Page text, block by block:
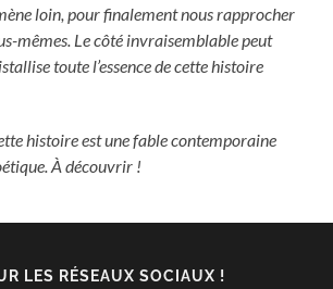
loin, pour finalement nous rapprocher
mêmes. Le côté invraisemblable peut
toute l’essence de cette histoire
histoire est une fable contemporaine
À découvrir !
LES RÉSEAUX SOCIAUX !